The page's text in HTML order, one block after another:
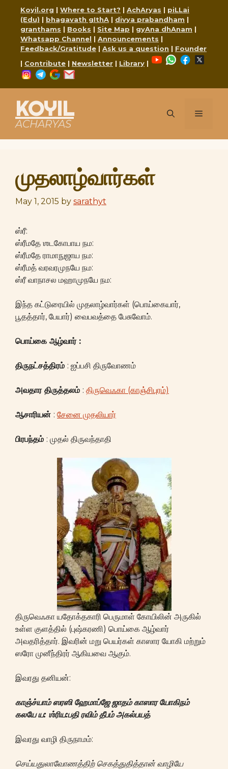
content
Koyil.org | Where to Start? | AchAryas | piLLai
(Edu) | bhagavath gIthA | divya prabandham |
granthams | Books | Site Map | gyAna dhAnam |
Whatsapp Channel | Announcements |
Feedback/Gratitude | Ask us a question | Founder
| Contribute | Newsletter | Library |
YouTubeWhatsApp
Facebook
Instagram
Telegram
Google
KOYIL
ACHARYAS
Menu
முதலாழ்வார்கள்
May 1, 2015 by sarathyt
ஸ்ரீ:
ஸ்ரீமதே ஶடகோபாய நம:
ஸ்ரீமதே ராமாநுஜாய நம:
ஸ்ரீமத் வரவரமுநயே நம:
ஸ்ரீ வாநாசல மஹாமுநயே நம:
இந்த கட்டுரையில் முதலாழ்வார்கள் (பொய்கையார்,
பூதத்தார், பேயார்) வைபவத்தை பேசுவோம்.
பொய்கை ஆழ்வார்:
திருநட்சத்திரம் : ஐப்பசி திருவோணம்
அவதார திருத்தலம் : திருவெஃகா (காஞ்சிபுரம்)
ஆசாரியன் : சேனை முதலியார்
பிரபந்தம் : முதல் திருவந்தாதி
திருவெஃகா யதோக்தகாரி பெருமாள் கோயிலின் அருகில்
உள்ள குளத்தில் (புஷ்கரணி) பொய்கை ஆழ்வார்
அவதரித்தார். இவரின் மறு பெயர்கள் காஸார யோகி மற்றும்
ஸரோ முனீந்திரர் ஆகியவை ஆகும்.
இவரது தனியன்:
காஞ்ச்யாம் ஸரஸி ஹேமாப்ஜே ஜாதம் காஸார யோகிநம்
கலயே ய: ஶ்ரிய:பதி ரவிம் தீபம் அகல்பயத்
இவரது வாழி திருநாமம்:
செய்யதுலாவோணத்திற் செகத்துதித்தான் வாழியே